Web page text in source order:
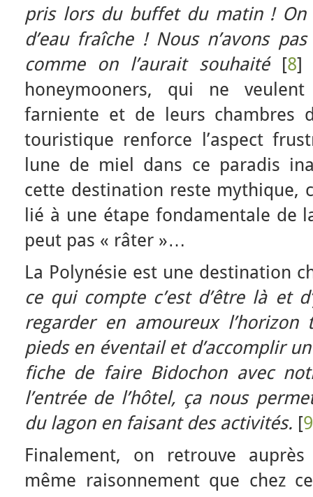
pris lors du buffet du matin ! On
d’eau fraîche ! Nous n’avons
comme on l’aurait souhaité [8]
honeymooners, qui ne
farniente et de leurs chambres
touristique renforce l’aspect
lune de miel dans ce paradis
cette destination reste mythique,
lié à une étape fondamentale de
peut pas « râter »…
La Polynésie est une destination
ce qui compte c’est d’être là et
regarder en amoureux
pieds en éventail et d’accomplir
fiche de faire Bidochon avec
l’entrée de l’hôtel, ça nous
du lagon en faisant des activités. [9
Finalement, on retrouve
même raisonnement que chez